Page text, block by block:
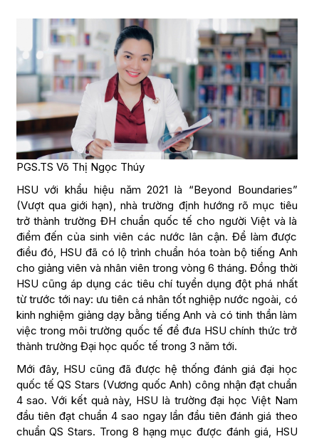
PGS.TS Võ Thị Ngọc Thúy
HSU với khẩu hiệu năm 2021 là “Beyond Boundaries”
(Vượt qua giới hạn), nhà trường định hướng rõ mục tiêu
trở thành trường ĐH chuẩn quốc tế cho người Việt và là
điểm đến của sinh viên các nước lân cận. Để làm được
điều đó, HSU đã có lộ trình chuẩn hóa toàn bộ tiếng Anh
cho giảng viên và nhân viên trong vòng 6 tháng. Đồng thời
HSU cũng áp dụng các tiêu chí tuyển dụng đột phá nhất
từ trước tới nay: ưu tiên cá nhân tốt nghiệp nước ngoài, có
kinh nghiệm giảng dạy bằng tiếng Anh và có tinh thần làm
việc trong môi trường quốc tế để đưa HSU chính thức trở
thành trường Đại học quốc tế trong 3 năm tới.
Mới đây, HSU cũng đã được hệ thống đánh giá đại học
quốc tế QS Stars (Vương quốc Anh) công nhận đạt chuẩn
4 sao. Với kết quả này, HSU là trường đại học Việt Nam
đầu tiên đạt chuẩn 4 sao ngay lần đầu tiên đánh giá theo
chuẩn QS Stars. Trong 8 hạng mục được đánh giá, HSU